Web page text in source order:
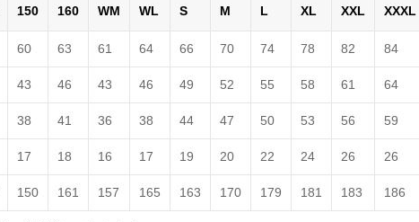
150 160 WM WL S M L XL XXL XXXL
60 63 61 64 66 70 74 78 82 84
43 46 43 46 49 52 55 58 61 64
38 41 36 38 44 47 50 53 56 59
17 18 16 17 19 20 22 24 26 26
150 161 157 165 163 170 179 181 183 186